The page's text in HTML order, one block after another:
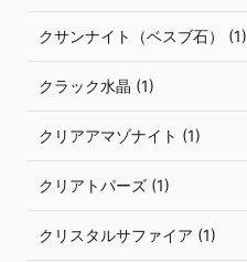
クサンナイト（ベスブ石） (1)
クラック水晶 (1)
クリアアマゾナイト (1)
クリアトパーズ (1)
クリスタルサファイア (1)